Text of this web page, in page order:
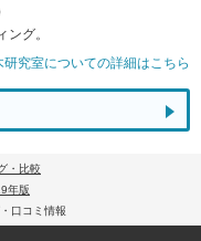
グ。
究室についての詳細はこちら
・比較
年版
口コミ情報